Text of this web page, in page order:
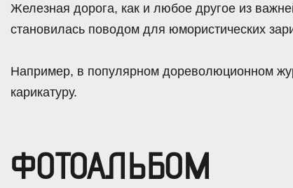
Железная дорога, как и любое другое из
становилась поводом для юмористических
Например, в популярном дореволюционном
карикатуру.
ФОТОАЛЬБОМ